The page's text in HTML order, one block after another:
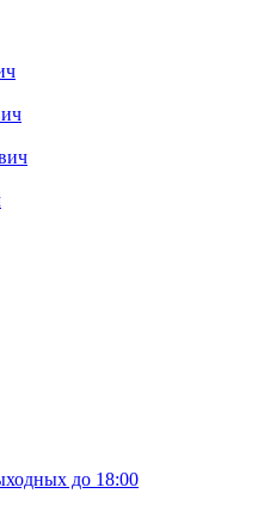
до 18:00